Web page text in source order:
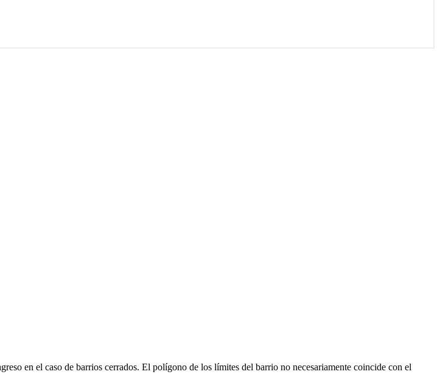
en el caso de barrios cerrados. El polígono de los límites del barrio no necesariamente coincide con el